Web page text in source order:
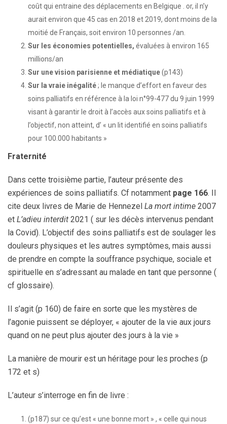
coût qui entraine des déplacements en Belgique . or, il n’y
aurait environ que 45 cas en 2018 et 2019, dont moins de la
moitié de Français, soit environ 10 personnes /an.
Sur les économies potentielles, évaluées à environ 165
millions/an
Sur une vision parisienne et médiatique(p143)
Sur la vraie inégalité; le manque d’effort en faveur des
soins palliatifs en référence à la loi n°99-477 du 9 juin 1999
visant à garantir le droit à l’accès aux soins palliatifs et à
l’objectif, non atteint, d’ « un lit identifié en soins palliatifs
pour 100.000 habitants »
Fraternité
Dans cette troisième partie, l’auteur présente des
expériences de soins palliatifs. Cf notamment page 166. Il
cite deux livres de Marie de Hennezel La mort intime 2007
et L’adieu interdit 2021 ( sur les décès intervenus pendant
la Covid). L’objectif des soins palliatifs est de soulager les
douleurs physiques et les autres symptômes, mais aussi
de prendre en compte la souffrance psychique, sociale et
spirituelle en s’adressant au malade en tant que personne (
cf glossaire).
Il s’agit (p 160) de faire en sorte que les mystères de
l’agonie puissent se déployer, « ajouter de la vie aux jours
quand on ne peut plus ajouter des jours à la vie »
La manière de mourir est un héritage pour les proches (p
172 et s)
L’auteur s’interroge en fin de livre :
(p187) sur ce qu’est « une bonne mort » , « celle qui nous